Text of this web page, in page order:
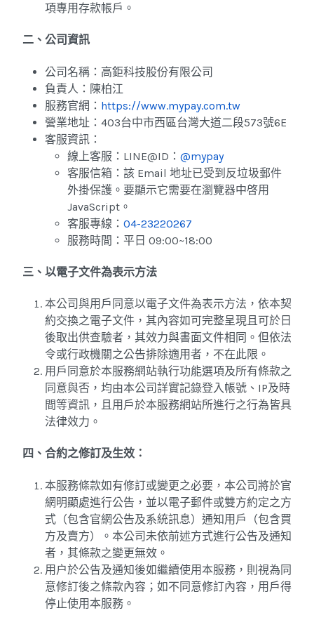
項專用存款帳戶。
二、公司資訊
公司名稱：高鉅科技股份有限公司
負責人：陳柏江
服務官網： https://www.mypay.com.tw
營業地址：403台中市西區台灣大道二段573號6E
客服資訊：
線上客服：LINE@ID： @mypay
客服信箱： 該 Email 地址已受到反垃圾郵件
外掛保護。要顯示它需要在瀏覽器中啓用
JavaScript。
客服專線： 04-23220267
服務時間：平日 09:00~18:00
三、以電子文件為表示方法
本公司與用戶同意以電子文件為表示方法，依本契
約交換之電子文件，其內容如可完整呈現且可於日
後取出供查驗者，其效力與書面文件相同。但依法
令或行政機關之公告排除適用者，不在此限。
用戶同意於本服務網站執行功能選項及所有條款之
同意與否，均由本公司詳實記錄登入帳號、IP及時
間等資訊，且用戶於本服務網站所進行之行為皆具
法律效力。
四、合約之修訂及生效：
本服務條款如有修訂或變更之必要，本公司將於官
網明顯處進行公告，並以電子郵件或雙方約定之方
式（包含官網公告及系統訊息）通知用戶（包含買
方及賣方）。本公司未依前述方式進行公告及通知
者，其條款之變更無效。
用户於公告及通知後如繼續使用本服務，則視為同
意修訂後之條款內容；如不同意修訂內容，用戶得
停止使用本服務。